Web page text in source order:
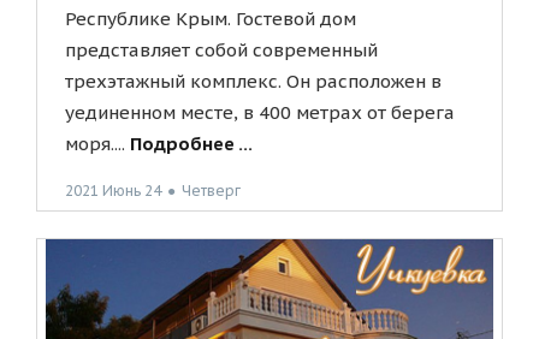
Республике Крым. Гостевой дом
представляет собой современный
трехэтажный комплекс. Он расположен в
уединенном месте, в 400 метрах от берега
моря.... Подробнее ...
2021 Июнь 24 ● Четверг